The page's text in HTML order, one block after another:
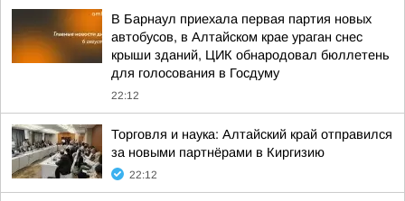
В Барнаул приехала первая партия новых
автобусов, в Алтайском крае ураган снес
крыши зданий, ЦИК обнародовал бюллетень
для голосования в Госдуму
22:12
Торговля и наука: Алтайский край отправился
за новыми партнёрами в Киргизию
22:12